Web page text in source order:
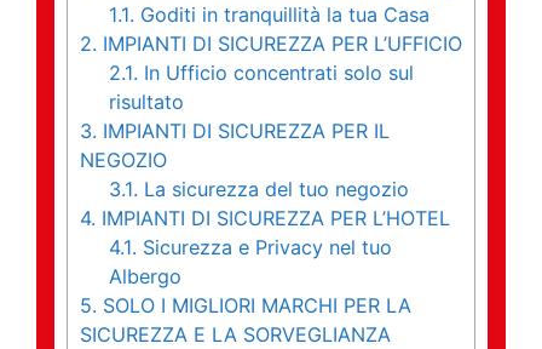
1.1. Goditi in tranquillità la tua Casa
2. IMPIANTI DI SICUREZZA PER L’UFFICIO
2.1. In Ufficio concentrati solo sul
risultato
3. IMPIANTI DI SICUREZZA PER IL
NEGOZIO
3.1. La sicurezza del tuo negozio
4. IMPIANTI DI SICUREZZA PER L’HOTEL
4.1. Sicurezza e Privacy nel tuo
Albergo
5. SOLO I MIGLIORI MARCHI PER LA
SICUREZZA E LA SORVEGLIANZA